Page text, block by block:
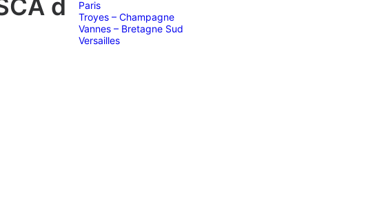
Paris
Troyes – Champagne
Vannes – Bretagne Sud
Versailles
de PUCCINI